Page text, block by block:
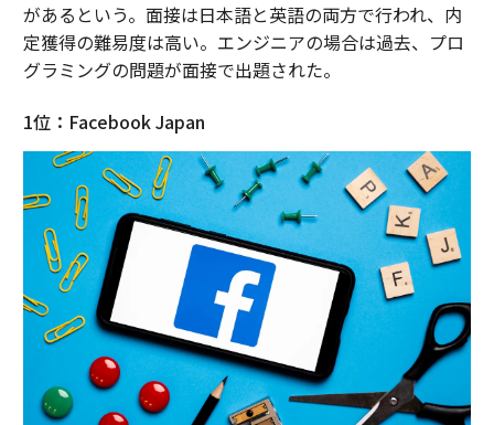
があるという。面接は日本語と英語の両方で行われ、内
定獲得の難易度は高い。エンジニアの場合は過去、プロ
グラミングの問題が面接で出題された。
1位：Facebook Japan